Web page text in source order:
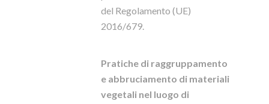
del Regolamento (UE)
2016/679.
Pratiche di raggruppamento
e abbruciamento di materiali
vegetali nel luogo di